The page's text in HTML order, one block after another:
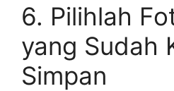
6. Pilihlah
yang Sudah
Simpan